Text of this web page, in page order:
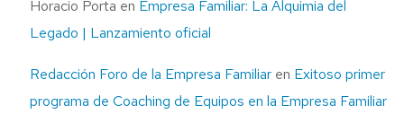
Horacio Porta en Empresa Familiar: La Alquimia del
Legado | Lanzamiento oficial
Redacción Foro de la Empresa Familiar en Exitoso primer
programa de Coaching de Equipos en la Empresa Familiar